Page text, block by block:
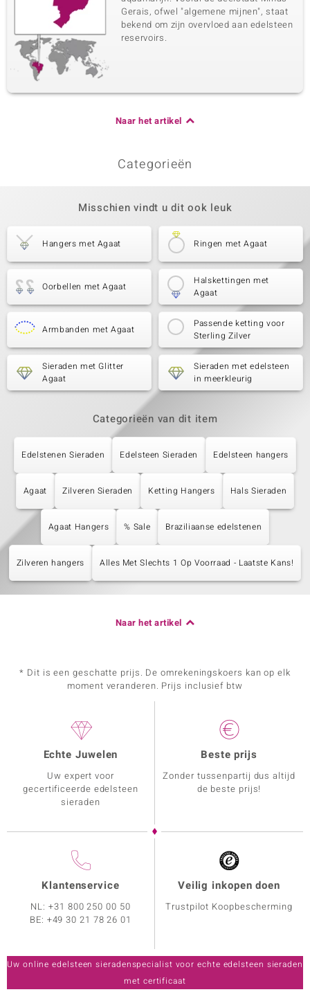
Gerais, ofwel "algemene mijnen", staat
bekend om zijn overvloed aan edelsteen
reservoirs.
Naar het artikel
Categorieën
Misschien vindt u dit ook leuk
Hangers met Agaat Ringen met Agaat
Oorbellen met Agaat
Halskettingen met
Agaat
Armbanden met Agaat
Passende ketting voor
Sterling Zilver
Sieraden met Glitter
Agaat
Sieraden met edelsteen
in meerkleurig
Categorieën van dit item
Edelstenen Sieraden Edelsteen Sieraden Edelsteen hangers
Agaat Zilveren Sieraden Ketting Hangers Hals Sieraden
Agaat Hangers % Sale Braziliaanse edelstenen
Zilveren hangers Alles Met Slechts 1 Op Voorraad - Laatste Kans!
Naar het artikel
* Dit is een geschatte prijs. De omrekeningskoers kan op elk
moment veranderen. Prijs inclusief btw
Echte Juwelen
Uw expert voor
gecertificeerde edelsteen
sieraden
Beste prijs
Zonder tussenpartij dus altijd
de beste prijs!
Klantenservice
NL:+31 800 250 00 50
BE: +49 30 21 78 26 01
Veilig inkopen doen
Trustpilot Koopbescherming
Uw online edelsteen sieradenspecialist voor echte edelsteen sieraden
met certificaat